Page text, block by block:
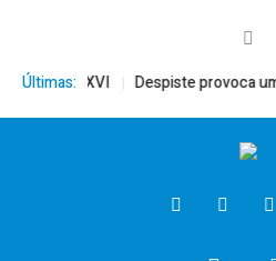
Últimas:
Bento XVI Despiste provoca um